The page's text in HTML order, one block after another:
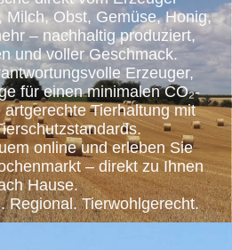
Milch, Obst, Gemüse, Honig,
– nachhaltig produziert,
und voller Geschmack.
Erzeuger,
für einen minimalen CO₂-
Tierhaltung mit
online und erleben Sie
– direkt zu Ihnen
Hause.
Regional. Tierwohlgerecht.